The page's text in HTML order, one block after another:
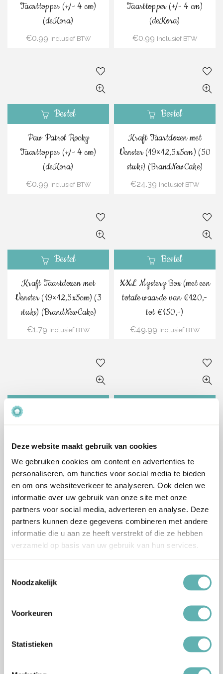
Deze website maakt gebruik van cookies
We gebruiken cookies om content en advertenties te
personaliseren, om functies voor social media te bieden
en om ons websiteverkeer te analyseren. Ook delen we
informatie over uw gebruik van onze site met onze
partners voor social media, adverteren en analyse. Deze
partners kunnen deze gegevens combineren met andere
informatie die u aan ze heeft verstrekt of die ze hebben
verzameld op basis van uw gebruik van hun services.
Noodzakelijk
Voorkeuren
Statistieken
Taarttopper (+/- 4 cm)
(deKora)
€0.99 Inclusief BTW
Taarttopper (+/- 4 cm)
(deKora)
€0.99 Inclusief BTW
Bestel
Paw Patrol Rocky
Taarttopper (+/- 4 cm)
(deKora)
€0.99 Inclusief BTW
Bestel
Kraft Taartdozen met
Venster (19×12,5x5cm) (50
stuks) (BrandNewCake)
€24.39 Inclusief BTW
Bestel
Kraft Taartdozen met
Venster (19×12,5x5cm) (3
stuks) (BrandNewCake)
€1.79 Inclusief BTW
Bestel
XXL Mystery Box (met een
totale waarde van €120,-
tot €150,-)
€49.99 Inclusief BTW
Venster (30x30x6cm) (50
stuks) (BrandNewCake)
€54.29 Inclusief BTW
Venster (30x30x6cm) (3
stuks) (BrandNewCake)
€3.79 Inclusief BTW
Bestel
Venster (26x26x9cm) (50
Bestel
Zwarte Taartdozen met
Venster (26x26x9cm) (3
stuks) (BrandNewCake)
Inclusief BTW